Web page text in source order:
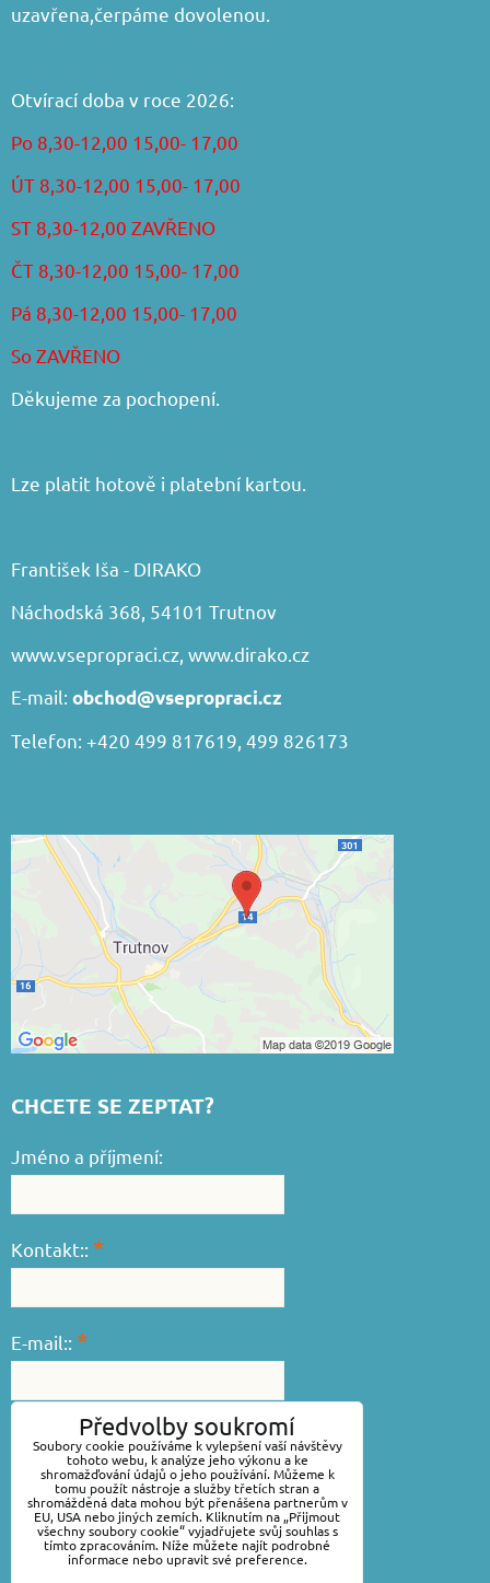
uzavřena,čerpáme dovolenou.
Otvírací doba v roce 2026:
Po 8,30-12,00 15,00- 17,00
ÚT 8,30-12,00 15,00- 17,00
ST 8,30-12,00 ZAVŘENO
ČT 8,30-12,00 15,00- 17,00
Pá 8,30-12,00 15,00- 17,00
So ZAVŘENO
Děkujeme za pochopení.
Lze platit hotově i platební kartou.
František Iša - DIRAKO
Náchodská 368, 54101 Trutnov
www.vsepropraci.cz www.dirako.cz
E-mail: obchod@vsepropraci.cz
Telefon: +420 499 817619, 499 826173
CHCETE SE ZEPTAT?
Jméno a příjmení:
Kontakt:: *
E-mail:: *
Váš dotaz::*
Předvolby soukromí
Soubory cookie používáme k vylepšení vaší návštěvy
tohoto webu, k analýze jeho výkonu a ke
shromažďování údajů o jeho používání. Můžeme k
tomu použít nástroje a služby třetích stran a
shromážděná data mohou být přenášena partnerům v
EU, USA nebo jiných zemích. Kliknutím na „Přijmout
všechny soubory cookie“ vyjadřujete svůj souhlas s
tímto zpracováním. Níže můžete najít podrobné
informace nebo upravit své preference.